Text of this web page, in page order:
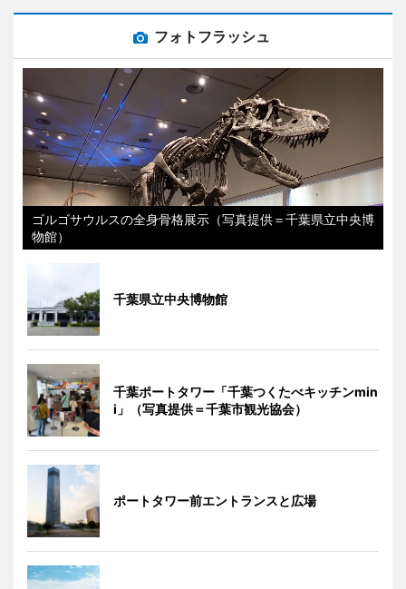
フォトフラッシュ
ゴルゴサウルスの全身骨格展示（写真提供＝千葉県立中央博
物館）
千葉県立中央博物館
千葉ポートタワー「千葉つくたべキッチンmin
i」（写真提供＝千葉市観光協会）
ポートタワー前エントランスと広場